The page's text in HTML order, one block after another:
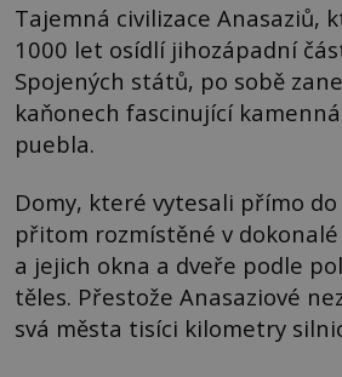
Tajemná civilizace Anasaziů,
1000 let osídlí jihozápadní
Spojených států, po sobě
kaňonech fascinující
puebla.
Domy, které vytesali přímo do
přitom rozmístěné v
a jejich okna a dveře podle
těles. Přestože Anasaziové
svá města tisíci kilometry